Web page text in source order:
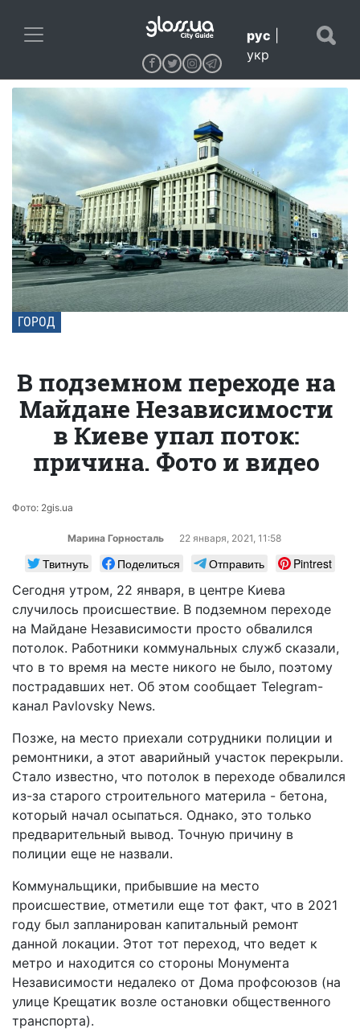
рус
укр
ГОРОД
В подземном переходе на
Майдане Независимости
в Киеве упал поток:
причина. Фото и видео
Фото: 2gis.ua
Марина Горносталь 22 января, 2021, 11:58
Твитнуть Поделиться Отправить
Pintrest
Сегодня утром, 22 января, в центре Киева
случилось происшествие. В подземном переходе
на Майдане Независимости просто обвалился
потолок. Работники коммунальных служб сказали,
что в то время на месте никого не было, поэтому
пострадавших нет. Об этом сообщает Telegram-
канал Pavlovsky News.
Позже, на место приехали сотрудники полиции и
ремонтники, а этот аварийный участок перекрыли.
Стало известно, что потолок в переходе обвалился
из-за старого строительного материла - бетона,
который начал осыпаться. Однако, это только
предварительный вывод. Точную причину в
полиции еще не назвали.
Коммунальщики, прибывшие на место
происшествие, отметили еще тот факт, что в 2021
году был запланирован капитальный ремонт
данной локации. Этот тот переход, что ведет к
метро и находится со стороны Монумента
Независимости недалеко от Дома профсоюзов (на
улице Крещатик возле остановки общественного
транспорта).